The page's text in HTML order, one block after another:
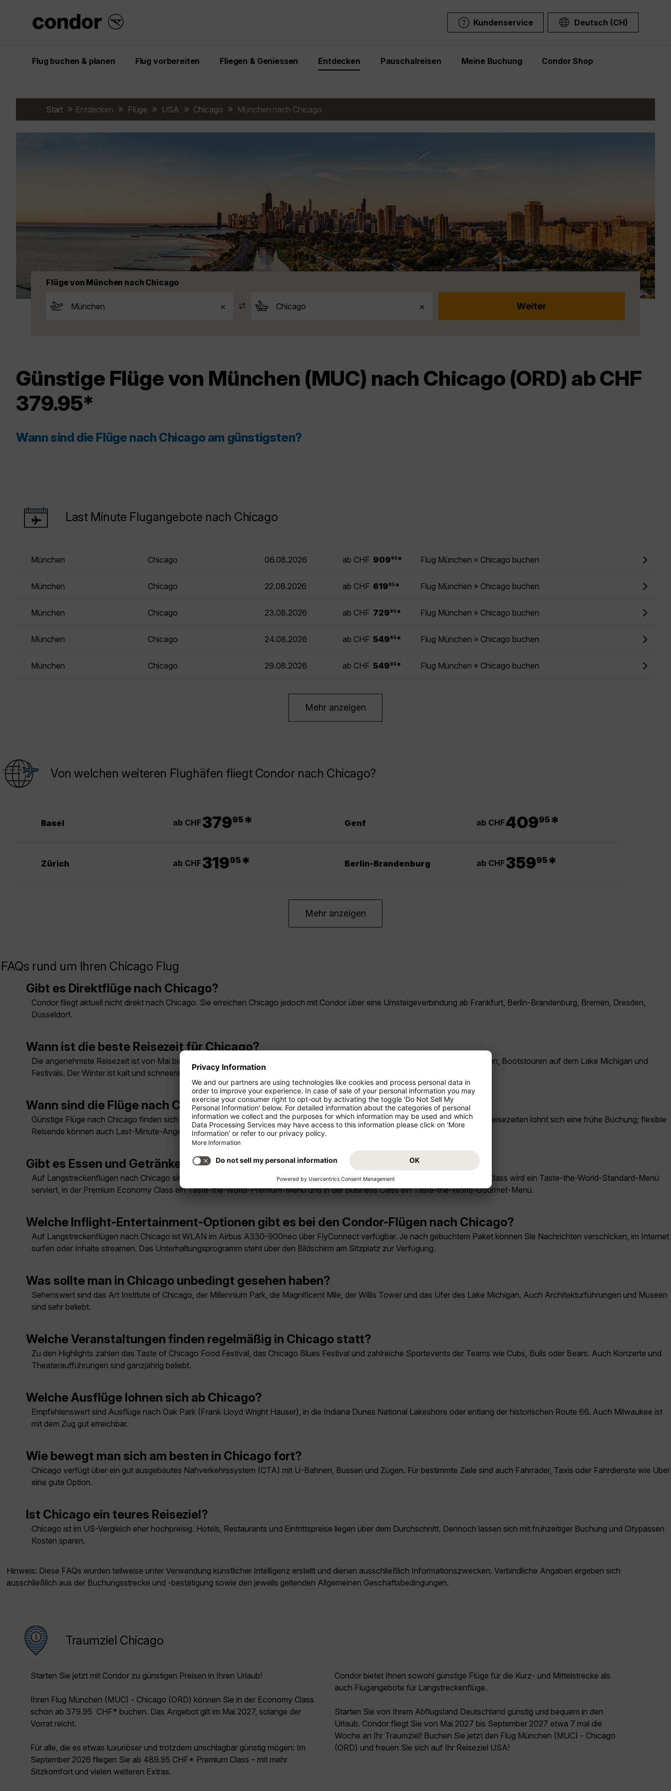
Kundenservice Deutsch (CH)
Flug buchen & planen Flug vorbereiten Fliegen & Geniessen Entdecken Pauschalreisen Meine Buchung Condor Shop
Start Entdecken Flüge USA Chicago München nach Chicago
Flüge von München nach Chicago
Günstige Flüge von München (MUC) nach Chicago (ORD) ab CHF
379.95*
Wann sind die Flüge nach Chicago am günstigsten?
Last Minute Flugangebote nach Chicago
München Chicago 06.08.2026 ab CHF 909 95 * Flug München » Chicago buchen
München Chicago 22.08.2026 ab CHF 619 95 * Flug München » Chicago buchen
München Chicago 23.08.2026 ab CHF 729 95 * Flug München » Chicago buchen
München Chicago 24.08.2026 ab CHF 549 95 * Flug München » Chicago buchen
München Chicago 29.08.2026 ab CHF 549 95 * Flug München » Chicago buchen
Mehr anzeigen
Von welchen weiteren Flughäfen fliegt Condor nach Chicago?
Basel ab CHF37995 * Genf ab CHF40995 *
Zürich ab CHF31995 * Berlin-Brandenburg ab CHF35995 *
Mehr anzeigen
FAQs rund um Ihren Chicago Flug
Gibt es Direktflüge nach Chicago?
Condor fliegt aktuell nicht direkt nach Chicago. Sie erreichen Chicago jedoch mit Condor über eine Umsteigeverbindung ab Frankfurt, Berlin-Brandenburg, Bremen, Dresden,
Düsseldorf.
Wann ist die beste Reisezeit für Chicago?
Die angenehmste Reisezeit ist von Mai bis Oktober. Dann herrschen milde bis warme Temperaturen – ideal für Stadtbesichtigungen, Bootstouren auf dem Lake Michigan und
Festivals. Der Winter ist kalt und schneereich.
Wann sind die Flüge nach Chicago am günstigsten?
Günstige Flüge nach Chicago finden sich meist außerhalb der Ferienzeiten und bei flexiblen Reisedaten. Für stark nachgefragte Reisezeiten lohnt sich eine frühe Buchung; flexible
Reisende können auch Last-Minute-Angebote prüfen.
Gibt es Essen und Getränke auf dem Condor-Flug nach Chicago?
Auf Langstreckenflügen nach Chicago sind Mahlzeiten und Getränke je nach gebuchter Reiseklasse enthalten. In der Economy Class wird ein Taste-the-World-Standard-Menü
serviert, in der Premium Economy Class ein Taste-the-World-Premium-Menü und in der Business Class ein Taste-the-World-Gourmet-Menü.
Welche Inflight-Entertainment-Optionen gibt es bei den Condor-Flügen nach Chicago?
Auf Langstreckenflügen nach Chicago ist WLAN im Airbus A330-900neo über FlyConnect verfügbar. Je nach gebuchtem Paket können Sie Nachrichten verschicken, im Internet
surfen oder Inhalte streamen. Das Unterhaltungsprogramm steht über den Bildschirm am Sitzplatz zur Verfügung.
Was sollte man in Chicago unbedingt gesehen haben?
Sehenswert sind das Art Institute of Chicago, der Millennium Park, die Magnificent Mile, der Willis Tower und das Ufer des Lake Michigan. Auch Architekturführungen und Museen
sind sehr beliebt.
Welche Veranstaltungen finden regelmäßig in Chicago statt?
Zu den Highlights zählen das Taste of Chicago Food Festival, das Chicago Blues Festival und zahlreiche Sportevents der Teams wie Cubs, Bulls oder Bears. Auch Konzerte und
Theateraufführungen sind ganzjährig beliebt.
Welche Ausflüge lohnen sich ab Chicago?
Empfehlenswert sind Ausflüge nach Oak Park (Frank Lloyd Wright Häuser), in die Indiana Dunes National Lakeshore oder entlang der historischen Route 66. Auch Milwaukee ist
mit dem Zug gut erreichbar.
Wie bewegt man sich am besten in Chicago fort?
Chicago verfügt über ein gut ausgebautes Nahverkehrssystem (CTA) mit U-Bahnen, Bussen und Zügen. Für bestimmte Ziele sind auch Fahrräder, Taxis oder Fahrdienste wie Uber
eine gute Option.
Ist Chicago ein teures Reiseziel?
Chicago ist im US-Vergleich eher hochpreisig. Hotels, Restaurants und Eintrittspreise liegen über dem Durchschnitt. Dennoch lassen sich mit frühzeitiger Buchung und Citypässen
Kosten sparen.
Hinweis: Diese FAQs wurden teilweise unter Verwendung künstlicher Intelligenz erstellt und dienen ausschließlich Informationszwecken. Verbindliche Angaben ergeben sich
ausschließlich aus der Buchungsstrecke und -bestätigung sowie den jeweils geltenden Allgemeinen Geschäftsbedingungen.
Traumziel Chicago
Starten Sie jetzt mit Condor zu günstigen Preisen in Ihren Urlaub!
Ihren Flug München (MUC) - Chicago (ORD) können Sie in der Economy Class
schon ab 379.95 CHF* buchen. Das Angebot gilt im Mai 2027, solange der
Vorrat reicht.
Für alle, die es etwas luxuriöser und trotzdem unschlagbar günstig mögen: Im
September 2026 fliegen Sie ab 489.95 CHF* Premium Class – mit mehr
Sitzkomfort und vielen weiteren Extras.
Condor bietet Ihnen sowohl günstige Flüge für die Kurz- und Mittelstrecke als
auch Flugangebote für Langstreckenflüge.
Starten Sie von Ihrem Abflugsland Deutschland günstig und bequem in den
Urlaub. Condor fliegt Sie von Mai 2027 bis September 2027 etwa 7 mal die
Woche an Ihr Traumziel! Buchen Sie jetzt den Flug München (MUC) - Chicago
(ORD) und freuen Sie sich auf Ihr Reiseziel USA!